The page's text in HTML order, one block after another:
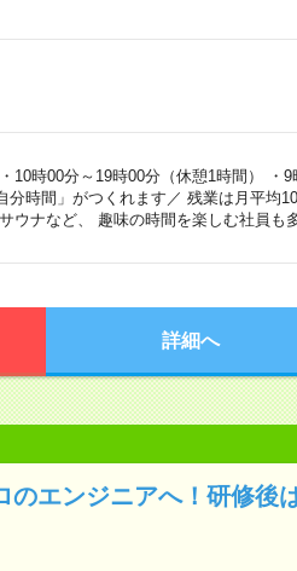
時00分～19時00分（休憩1時間） ・9
時間」がつくれます／ 残業は月平均
ウナなど、 趣味の時間を楽しむ社員も
詳細へ
のエンジニアへ！研修後